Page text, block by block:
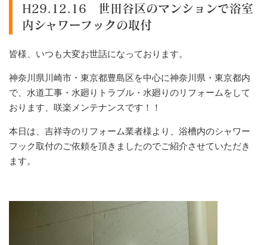
H29.12.16 世田谷区のマンションで浴室
内シャワーフックの取付
皆様、いつも大変お世話になっております。
神奈川県川崎市・東京都豊島区を中心に神奈川県・東京都内
で、水道工事・水廻りトラブル・水廻りのリフォームをして
おります、咲楽メンテナンスです！！
本日は、吉祥寺のリフォーム業者様より、浴槽内のシャワー
フック取付のご依頼を頂きましたのでご紹介させていただき
ます。